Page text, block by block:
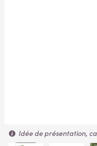
Idée de présentation,